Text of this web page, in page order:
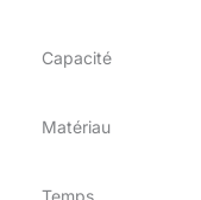
Capacité
Matériau
Temps